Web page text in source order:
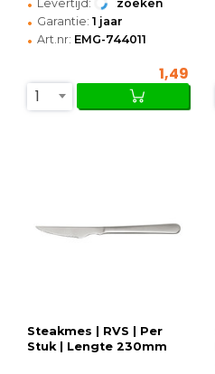
Levertijd: zoeken
• Garantie: 1 jaar
• Art.nr: EMG-744011
1,49
1
Steakmes | RVS | Per
Stuk | Lengte 230mm